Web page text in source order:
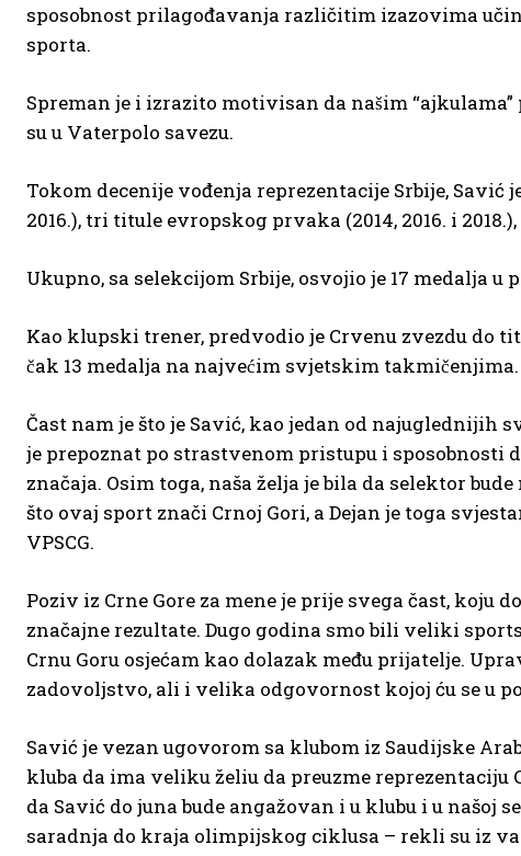
sposobnost prilagođavanja različitim izazovima
sporta.
Spreman je i izrazito motivisan da našim
su u Vaterpolo savezu.
Tokom decenije vođenja reprezentacije Srbije,
2016.), tri titule evropskog prvaka (2014, 2016. i
Ukupno, sa selekcijom Srbije, osvojio je 17 medalja u
Kao klupski trener, predvodio je Crvenu zvezdu do
čak 13 medalja na najvećim svjetskim takmičenjima.
Čast nam je što je Savić, kao jedan od najuglednijih
je prepoznat po strastvenom pristupu i sposobnosti
značaja. Osim toga, naša želja je bila da selektor
što ovaj sport znači Crnoj Gori, a Dejan je toga
VPSCG.
Poziv iz Crne Gore za mene je prije svega čast,
značajne rezultate. Dugo godina smo bili veliki
Crnu Goru osjećam kao dolazak među prijatelje.
zadovoljstvo, ali i velika odgovornost kojoj ću se u
Savić je vezan ugovorom sa klubom iz Saudijske
kluba da ima veliku želiu da preuzme reprezentaciju
da Savić do juna bude angažovan i u klubu i u našoj
saradnja do kraja olimpijskog ciklusa – rekli su iz